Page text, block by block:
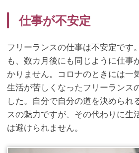
仕事が不安定
フリーランスの仕事は不安定です
も、数カ月後にも同じように仕事
かりません。コロナのときには一
生活が苦しくなったフリーランス
した。自分で自分の道を決められ
スの魅力ですが、その代わりに生
は避けられません。